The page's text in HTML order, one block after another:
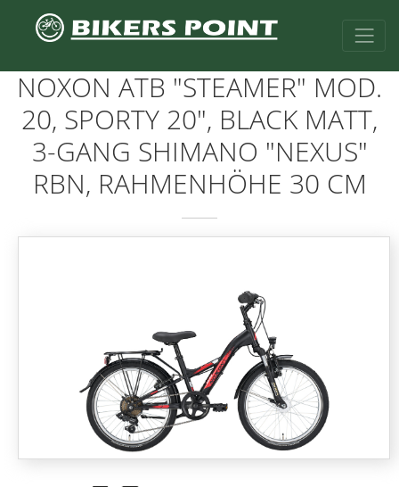
NOXON ATB "STEAMER" MOD.
20, SPORTY 20", BLACK MATT,
3-GANG SHIMANO "NEXUS"
RBN, RAHMENHÖHE 30 CM